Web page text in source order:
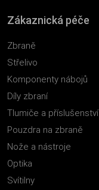
Zákaznická péče
Zbraně
Střelivo
Komponenty nábojů
Díly zbraní
Tlumiče a příslušenství
Pouzdra na zbraně
Nože a nástroje
Optika
Svítilny